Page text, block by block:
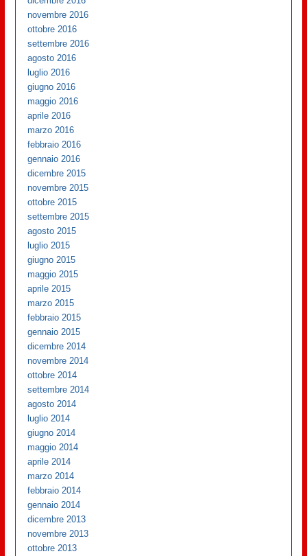
novembre 2016
ottobre 2016
settembre 2016
agosto 2016
luglio 2016
giugno 2016
maggio 2016
aprile 2016
marzo 2016
febbraio 2016
gennaio 2016
dicembre 2015
novembre 2015
ottobre 2015
settembre 2015
agosto 2015
luglio 2015
giugno 2015
maggio 2015
aprile 2015
marzo 2015
febbraio 2015
gennaio 2015
dicembre 2014
novembre 2014
ottobre 2014
settembre 2014
agosto 2014
luglio 2014
giugno 2014
maggio 2014
aprile 2014
marzo 2014
febbraio 2014
gennaio 2014
dicembre 2013
novembre 2013
ottobre 2013